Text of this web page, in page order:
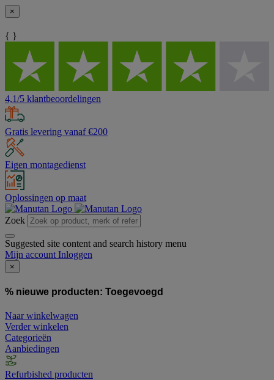
×
{ }
4,1/5 klantbeoordelingen
Gratis levering vanaf €200
Eigen montagedienst
Oplossingen op maat
Zoek
Suggested site content and search history menu
Mijn account Inloggen
×
% nieuwe producten: Toegevoegd
Naar winkelwagen
Verder winkelen
Categorieën
Aanbiedingen
Refurbished producten